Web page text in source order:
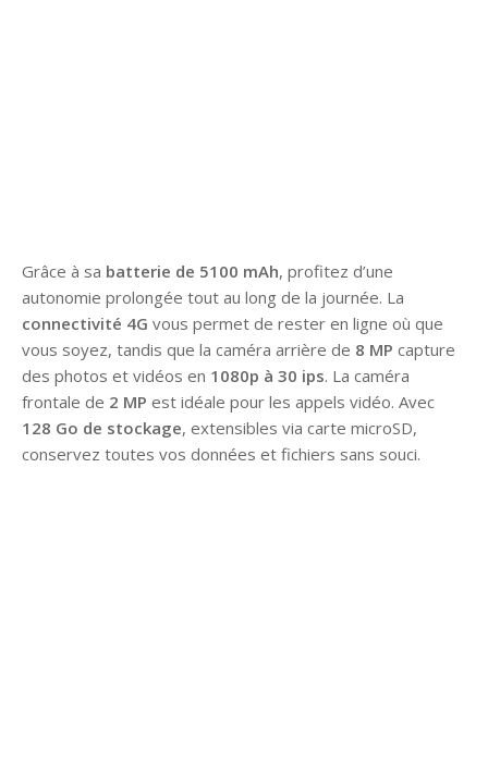
Grâce à sa batterie de 5100 mAh, profitez d’une
autonomie prolongée tout au long de la journée. La
connectivité 4G vous permet de rester en ligne où que
vous soyez, tandis que la caméra arrière de 8 MP capture
des photos et vidéos en 1080p à 30 ips. La caméra
frontale de 2 MP est idéale pour les appels vidéo. Avec
128 Go de stockage, extensibles via carte microSD,
conservez toutes vos données et fichiers sans souci.